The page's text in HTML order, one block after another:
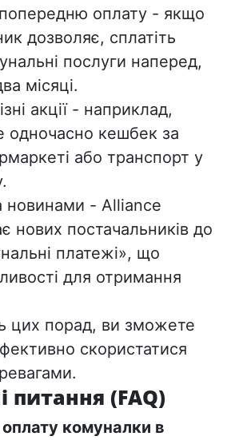
оплату - якщо
дозволяє, сплатіть
послуги наперед,
місяці.
акції - наприклад,
одночасно кешбек за
або транспорт у
новинами - Alliance
нових постачальників до
платежі», що
для отримання
цих порад, ви зможете
скористатися
питання (FAQ)
оплату комуналки в